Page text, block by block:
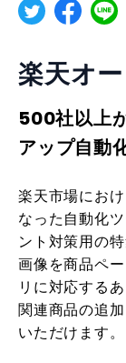
楽天オ
500社以上
アップ自動
楽天市場にお
なった自動化
ント対策用の
画像を商品ペ
リに対応する
関連商品の追
いただけます。